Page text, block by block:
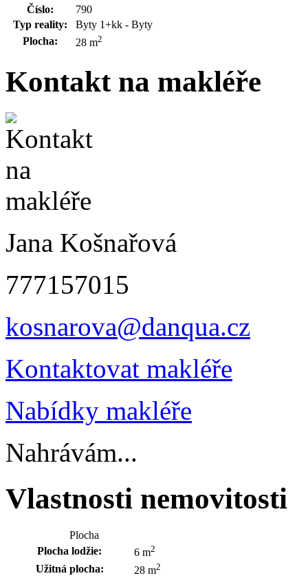
Číslo:
790
Typ reality:
Byty 1+kk - Byty
Plocha:
28 m2
Kontakt na makléře
Jana Košnařová
777157015
kosnarova@danqua.cz
Kontaktovat makléře
Nabídky makléře
Nahrávám...
Vlastnosti nemovitosti
Plocha
Plocha lodžie:
6 m2
Užitná plocha: 28 m2